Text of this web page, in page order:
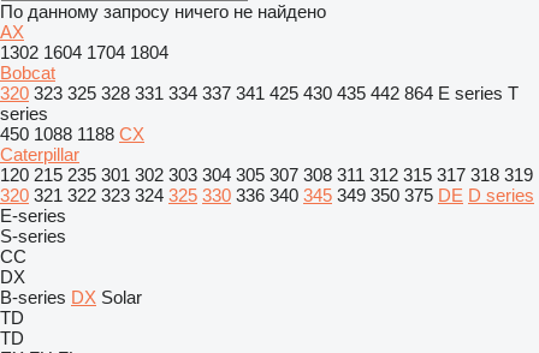
По данному запросу ничего не найдено
AX
1302 1604 1704 1804
Bobcat
320 323 325 328 331 334 337 341 425 430 435 442 864 E series T
series
450 1088 1188 CX
Caterpillar
120 215 235 301 302 303 304 305 307 308 311 312 315 317 318 319
320 321 322 323 324 325 330 336 340 345 349 350 375 DE D series
E-series
S-series
CC
DX
B-series DX Solar
TD
TD